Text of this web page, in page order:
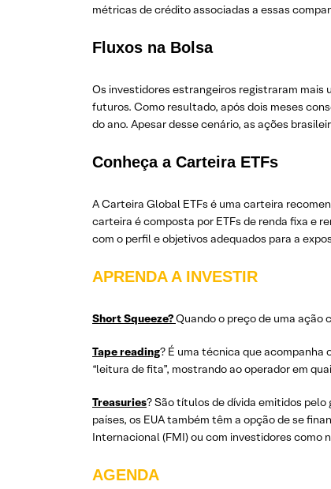
métricas de crédito associadas a essas
Fluxos na Bolsa
Os investidores estrangeiros registraram mais
futuros. Como resultado, após dois meses
do ano. Apesar desse cenário, as ações
Conheça a Carteira ETFs
A Carteira Global ETFs é uma carteira
carteira é composta por ETFs de renda fixa e
com o perfil e objetivos adequados para a
APRENDA A INVESTIR
Short Squeeze?Quando o preço de uma ação
Tape reading? É uma técnica que acompanha
“leitura de fita”, mostrando ao operador em
Treasuries? São títulos de dívida emitidos
países, os EUA também têm a opção de se
Internacional (FMI) ou com investidores como
AGENDA